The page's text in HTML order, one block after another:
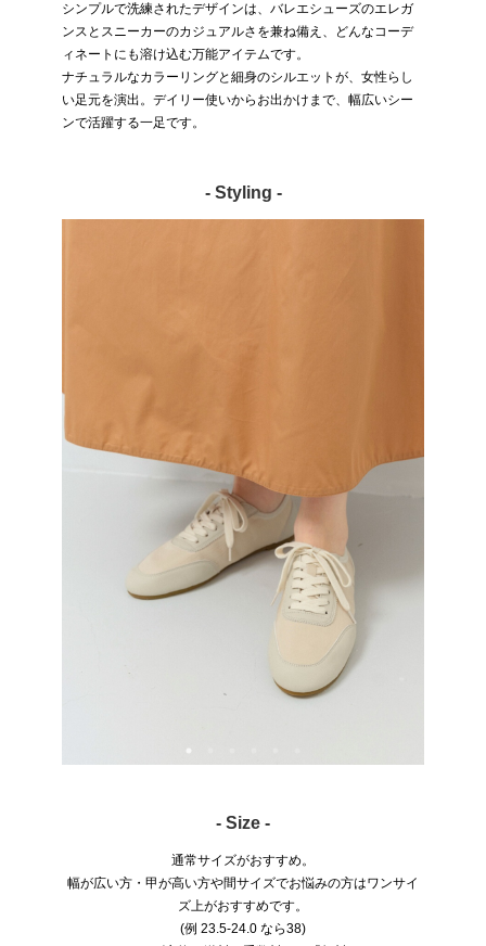
シンプルで洗練されたデザインは、バレエシューズのエレガ
ンスとスニーカーのカジュアルさを兼ね備え、どんなコーデ
ィネートにも溶け込む万能アイテムです。
ナチュラルなカラーリングと細身のシルエットが、女性らし
い足元を演出。デイリー使いからお出かけまで、幅広いシー
ンで活躍する一足です。
- Styling -
- Size -
通常サイズがおすすめ。
幅が広い方・甲が高い方や間サイズでお悩みの方はワンサイ
ズ上がおすすめです。
(例 23.5-24.0 なら38)